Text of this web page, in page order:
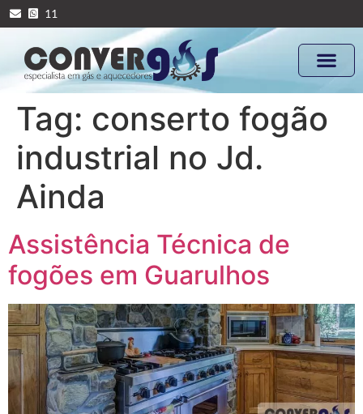
11
Tag: conserto fogão
industrial no Jd.
Ainda
Assistência Técnica de
fogões em Guarulhos